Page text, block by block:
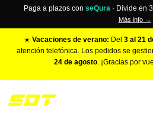
Paga a plazos con seQura · Divide en
Más info →
☀️ Vacaciones de verano: Del 3 al 21
atención telefónica. Los pedidos se
24 de agosto. ¡Gracias por
Make